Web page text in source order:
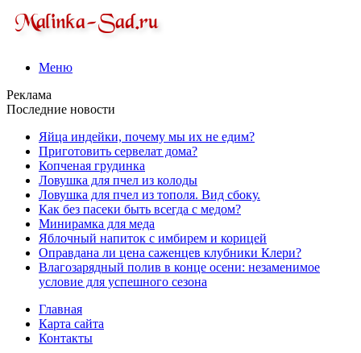
Меню
Реклама
Последние новости
Яйца индейки, почему мы их не едим?
Приготовить сервелат⁠⁠ дома?
Копченая грудинка
Ловушка для пчел из колоды
Ловушка для пчел из тополя. Вид сбоку.
Как без пасеки быть всегда с медом?
Минирамка для меда
Яблочный напиток с имбирем и корицей
Оправдана ли цена саженцев клубники Клери?
Влагозарядный полив в конце осени: незаменимое
условие для успешного сезона
Главная
Карта сайта
Контакты